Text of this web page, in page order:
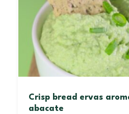
Crisp bread ervas
abacate